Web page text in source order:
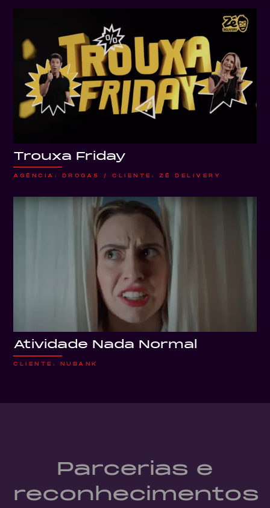
Trouxa Friday
AGÊNCIA: DROGA5 / CLIENTE: ZÉ DELIVERY
Atividade Nada Normal
CLIENTE: NUBANK
Parcerias e
reconhecimentos